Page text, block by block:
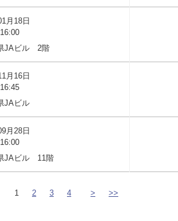
月18日
JAビル 2階
月16日
JAビル
月28日
JAビル 11階
1 2 3 4 > >>